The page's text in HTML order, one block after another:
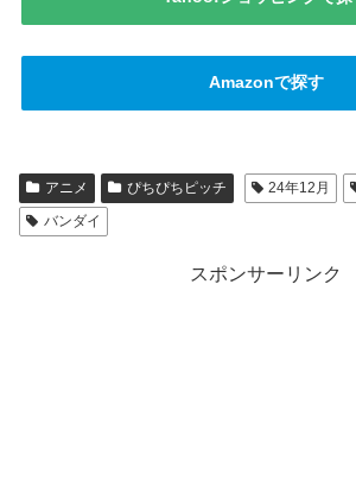
Amazonで探す
アニメ ぴちぴちピッチ 24年12月
バンダイ
スポンサーリンク